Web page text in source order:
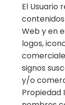
El Usuario
Web y en
logos,
signos
y/o
Propiedad